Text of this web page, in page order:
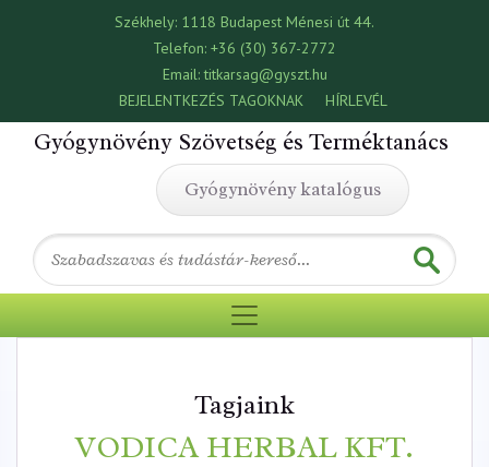
Székhely: 1118 Budapest Ménesi út 44.
Telefon: +36 (30) 367-2772
Email:titkarsag@gyszt.hu
BEJELENTKEZÉS TAGOKNAK
HÍRLEVÉL
Gyógynövény Szövetség és Terméktanács
Gyógynövény katalógus
Tagjaink
VODICA HERBAL KFT.